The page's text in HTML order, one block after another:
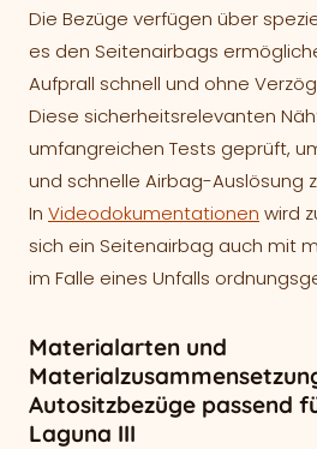
Die Bezüge verfügen über
es den Seitenairbags
Aufprall schnell und ohne
Diese sicherheitsrelevanten
umfangreichen Tests geprüft,
und schnelle Airbag-Auslösung
In Videodokumentationen wird
sich ein Seitenairbag auch mit
im Falle eines Unfalls
Materialarten und
Autositzbezüge passend
Laguna III